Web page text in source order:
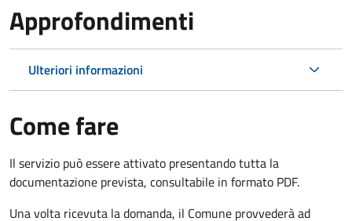
Approfondimenti
Ulteriori informazioni
Come fare
Il servizio può essere attivato presentando tutta la
documentazione prevista, consultabile in formato PDF.
Una volta ricevuta la domanda, il Comune provvederà ad